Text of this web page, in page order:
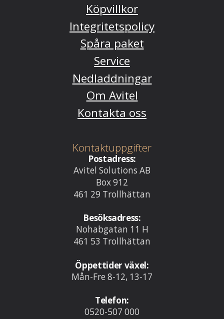
Köpvillkor
Integritetspolicy
Spåra paket
Service
Nedladdningar
Om Avitel
Kontakta oss
Kontaktuppgifter
Postadress:
Avitel Solutions AB
Box 912
461 29 Trollhättan
Besöksadress:
Nohabgatan 11 H
461 53 Trollhättan
Öppettider växel:
Mån-Fre 8-12, 13-17
Telefon:
0520-507 000